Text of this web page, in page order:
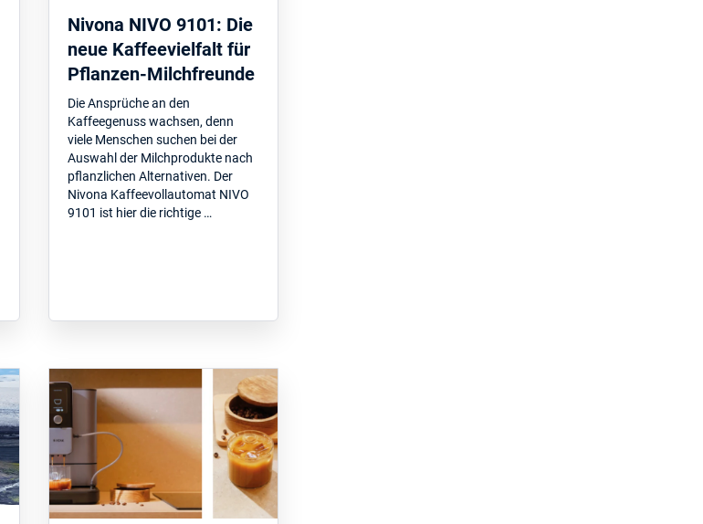
Nivona NIVO 9101: Die
neue Kaffeevielfalt für
Pflanzen-Milchfreunde
Die Ansprüche an den
Kaffeegenuss wachsen, denn
viele Menschen suchen bei der
Auswahl der Milchprodukte nach
pflanzlichen Alternativen. Der
Nivona Kaffeevollautomat NIVO
9101 ist hier die richtige …